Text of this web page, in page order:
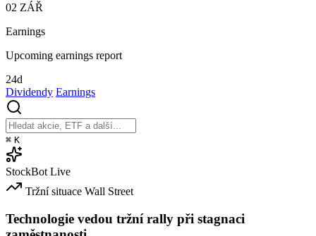
02 ZÁŘ
Earnings
Upcoming earnings report
24d
Dividendy Earnings
⌘ K
StockBot Live
Tržní situace Wall Street
Technologie vedou tržní rally při stagnaci